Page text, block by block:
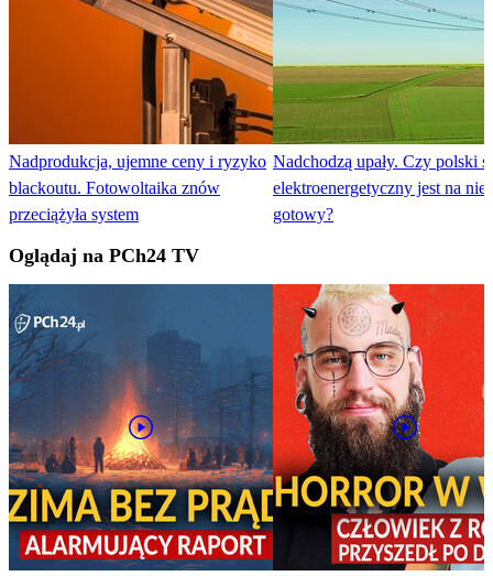
Nadprodukcja, ujemne ceny i ryzyko
blackoutu. Fotowoltaika znów
przeciążyła system
Nadchodzą upały. Czy polski
elektroenergetyczny jest na nie
gotowy?
Oglądaj na PCh24 TV